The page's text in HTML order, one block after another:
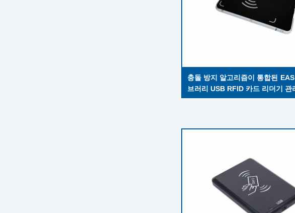
충돌 방지 알고리즘이 통합된 EAS
브러리 USB RFID 카드 리더기 관